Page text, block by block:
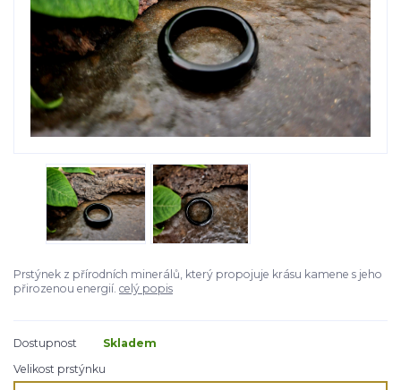
Prstýnek z přírodních minerálů, který propojuje krásu kamene s jeho
přirozenou energií. celý popis
Dostupnost
Skladem
Velikost prstýnku